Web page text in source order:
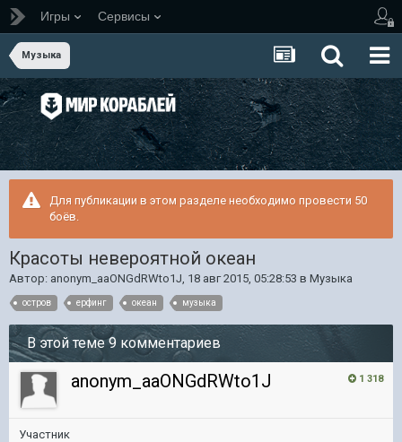
Игры Сервисы
Музыка
Для публикации в этом разделе необходимо провести 50
боёв.
Красоты невероятной океан
Автор: anonym_aaONGdRWto1J, 18 авг 2015, 05:28:53 в Музыка
остров ерфинг океан музыка
В этой теме 9 комментариев
1 318
anonym_aaONGdRWto1J
Участник